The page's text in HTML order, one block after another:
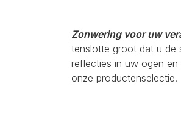
Zonwering voor uw
tenslotte groot dat u de
reflecties in uw ogen en
onze productenselectie.